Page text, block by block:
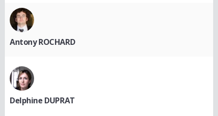
Antony ROCHARD
Delphine DUPRAT